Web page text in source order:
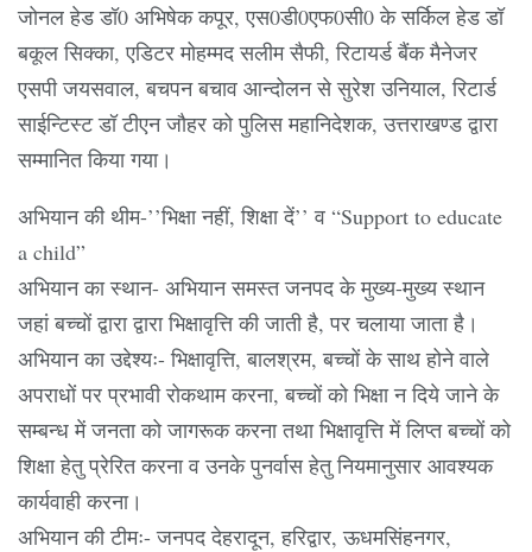
जोनल हेड डॉ0 अभिषेक कपूर, एस0डी0एफ0सी0 के सर्किल हेड डॉ
बकूल सिक्का, एडिटर मोहम्मद सलीम सैफी, रिटायर्ड बैंक मैनेजर
एसपी जयसवाल, बचपन बचाव आन्दोलन से सुरेश उनियाल, रिटार्ड
साईन्टिस्ट डॉ टीएन जौहर को पुलिस महानिदेशक, उत्तराखण्ड द्वारा
सम्मानित किया गया।
अभियान की थीम-’’भिक्षा नहीं, शिक्षा दें’’ व “Support to educate
a child”
अभियान का स्थान- अभियान समस्त जनपद के मुख्य-मुख्य स्थान
जहां बच्चों द्वारा द्वारा भिक्षावृत्ति की जाती है, पर चलाया जाता है।
अभियान का उद्देश्यः- भिक्षावृत्ति, बालश्रम, बच्चों के साथ होने वाले
अपराधों पर प्रभावी रोकथाम करना, बच्चों को भिक्षा न दिये जाने के
सम्बन्ध में जनता को जागरूक करना तथा भिक्षावृत्ति में लिप्त बच्चों को
शिक्षा हेतु प्रेरित करना व उनके पुनर्वास हेतु नियमानुसार आवश्यक
कार्यवाही करना।
अभियान की टीमः- जनपद देहरादून, हरिद्वार, ऊधमसिंहनगर,